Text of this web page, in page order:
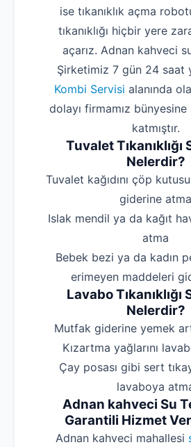
ise tıkanıklık açma
tıkanıklığı hiçbir yere
açarız. Adnan kahveci
Şirketimiz 7 gün 24 saat
Kombi Servisi alanında
dolayı firmamız
katmıştır.
Tuvalet Tıkanıklığı
Nelerdir?
‌Tuvalet kağıdını çöp
giderine atma
‌Islak mendil ya da kağıt
atma
‌Bebek bezi ya da kadın
erimeyen maddeleri
Lavabo Tıkanıklığı
Nelerdir?
‌Mutfak giderine yemek
‌Kızartma yağlarını
‌Çay posası gibi sert
lavaboya
Adnan kahveci Su
Garantili Hizmet
Adnan kahveci mahallesi